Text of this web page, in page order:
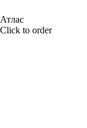
Атлас
Click to order